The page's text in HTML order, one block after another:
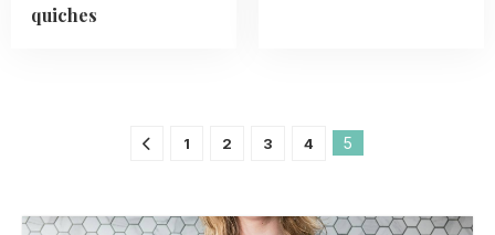
quiches
1 2 3 4 5